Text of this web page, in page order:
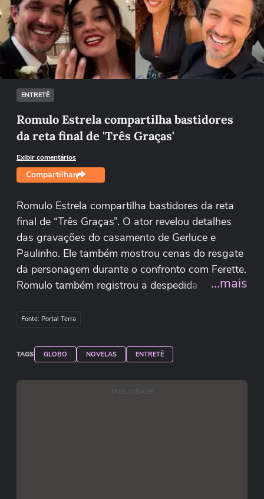
Não foi possível reproduzir o vídeo
Tentar novamente
ENTRETÊ
Romulo Estrela compartilha bastidores
da reta final de 'Três Graças'
Exibir comentários
Compartilhar
Romulo Estrela compartilha bastidores da reta
final de “Três Graças”. O ator revelou detalhes
das gravações do casamento de Gerluce e
Paulinho. Ele também mostrou cenas do resgate
da personagem durante o confronto com Ferette.
Romulo também registrou a despedida das
marcou a trama.
...mais
Fonte: Portal Terra
TAGS GLOBO NOVELAS ENTRETÊ
PUBLICIDADE